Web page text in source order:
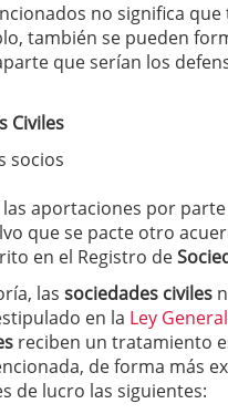
no significa que
también se pueden
que serían los
Civiles
socios
aportaciones por
que se pacte otro
en el Registro de
las sociedades civiles
en la Ley
reciben un tratamiento
de forma más
de lucro las siguientes: